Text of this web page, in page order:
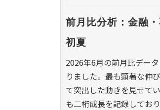
前月比分析：金融
初夏
2026年6月の前月比デー
りました。最も顕著な伸
て突出した動きを見せて
も二桁成長を記録してお